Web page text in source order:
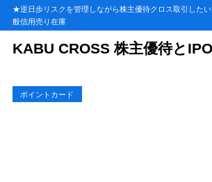
★逆日歩リスクを管理しながら株主優待クロス取引した
般信用売り在庫
KABU CROSS 株主優待とIPO
ポイントカード
目次
1.1 ショッピングセンター（商業施設）